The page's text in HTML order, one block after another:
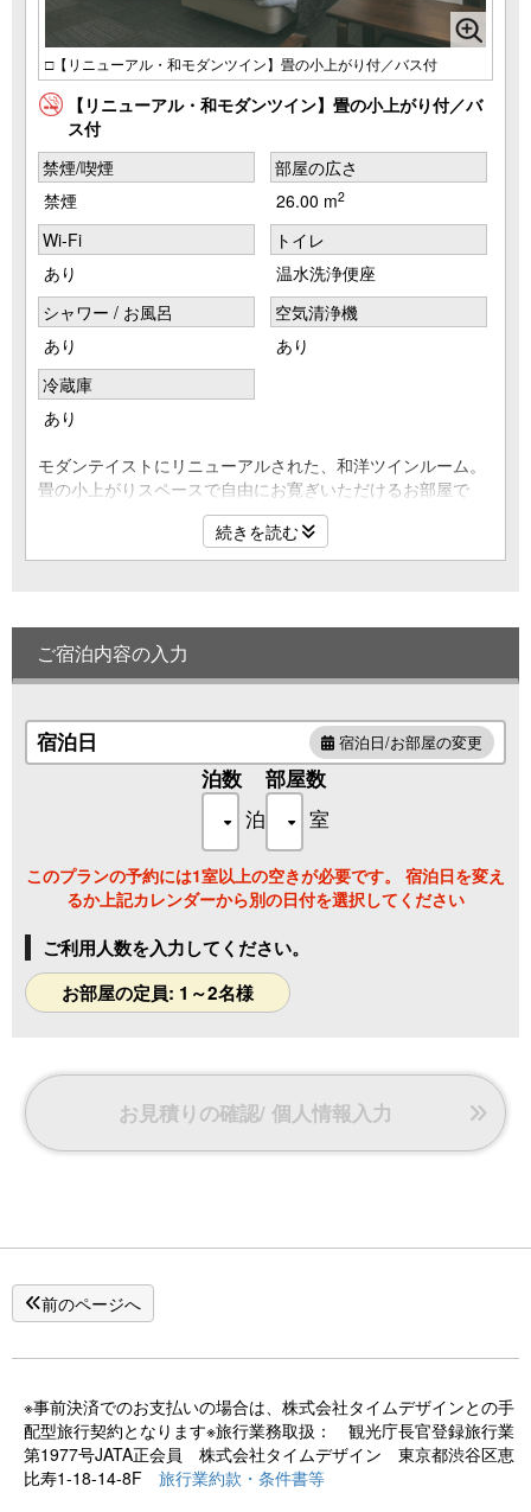
□【リニューアル・和モダンツイン】畳の小上がり付／バス付
【リニューアル・和モダンツイン】畳の小上がり付／バ
ス付
禁煙/喫煙
禁煙
部屋の広さ
26.00 m2
Wi-Fi
あり
トイレ
温水洗浄便座
シャワー / お風呂
あり
空気清浄機
あり
冷蔵庫
あり
モダンテイストにリニューアルされた、和洋ツインルーム。
畳の小上がりスペースで自由にお寛ぎいただけるお部屋で
■お部屋
禁煙
Wi-Fi完備
テレビ（地デジ・BS）、冷蔵庫、空気清浄機、ハンドソー
プ、消毒液、湯沸かしケトル、お茶、シャンプー、コンディ
ショナー、ボディソープ、ドライヤー、浴衣、バスタオル、
フェイスタオル、歯ブラシセット
続きを読む
ご宿泊内容の入力
宿泊日 宿泊日/お部屋の変更
泊数
泊
部屋数
室
このプランの予約には1室以上の空きが必要です。 宿泊日を変え
るか上記カレンダーから別の日付を選択してください
ご利用人数を入力してください。
お部屋の定員: 1～2名様
お見積りの確認/ 個人情報入力
前のページへ
※事前決済でのお支払いの場合は、株式会社タイムデザインとの手
配型旅行契約となります※旅行業務取扱： 観光庁長官登録旅行業
第1977号JATA正会員 株式会社タイムデザイン 東京都渋谷区恵
比寿1-18-14-8F 旅行業約款・条件書等